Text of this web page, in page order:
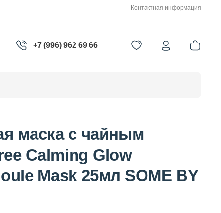
Контактная информация
+7 (996) 962 69 66
маска с чайным
Calming Glow
Mask 25мл SOME BY